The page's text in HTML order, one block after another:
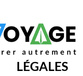
LÉGALES